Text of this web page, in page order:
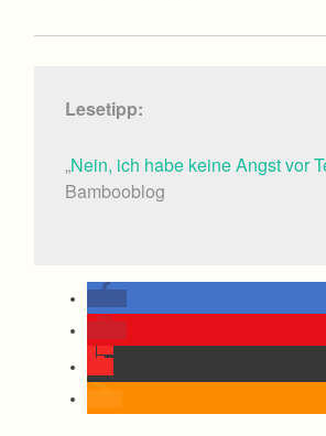
Lesetipp:
„Nein, ich habe keine Angst vor
Bambooblog